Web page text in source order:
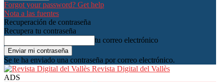
Forgot your password? Get help
Nota a las fuentes
Recuperación de contraseña
Recupera tu contraseña
tu correo electrónico
Se te ha enviado una contraseña por correo electrónico.
Revista Digital del Vallès
ADS